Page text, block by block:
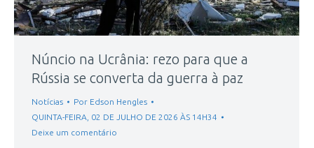
Núncio na Ucrânia: rezo para que a
Rússia se converta da guerra à paz
Notícias Por Edson Hengles
QUINTA-FEIRA, 02 DE JULHO DE 2026 ÀS 14H34
Deixe um comentário